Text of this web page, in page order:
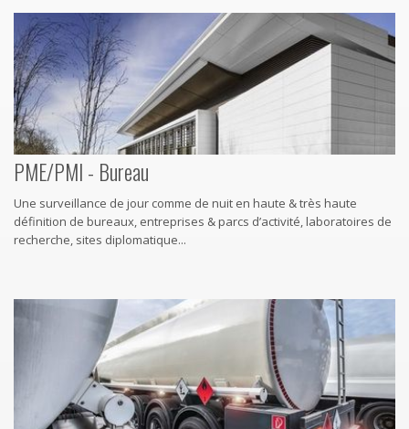
PME/PMI - Bureau
Une surveillance de jour comme de nuit en haute & très haute
définition de bureaux, entreprises & parcs d’activité, laboratoires de
recherche, sites diplomatique...